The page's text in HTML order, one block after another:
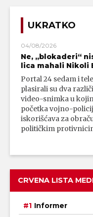
UKRATKO
04/08/2026
Ne, „blokaderi“
lica mahali Nikoli
Portal 24 sedam i
plasirali su dva
video-snimka u
početka vojno-
iskorišćava za
političkim
CRVENA LISTA
Informer